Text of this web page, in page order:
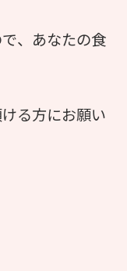
、あなたの食
る方にお願い